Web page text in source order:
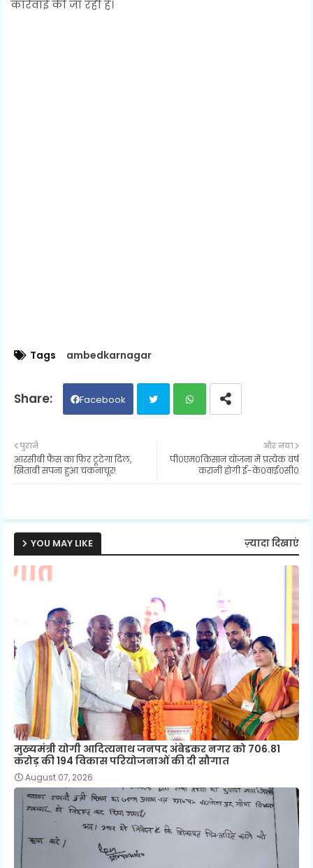
कार्रवाई की जा रही है।
Tags ambedkarnagar
Facebook
ats
p
और नया
पी०एम०किसान योजना में प्रत्येक वर्ष
करानी होगी ई-के०वाई०सी०
पुराने
आरसीबी फैंस का फिर टूटेगा दिल,
खिताबी सपना हुआ चकनाचूर!
YOU MAY LIKE ज़्यादा दिखाएं
मुख्यमंत्री योगी आदित्यनाथ जनपद अंबेडकर नगर को 706.81
करोड़ की 194 विकास परियोजनाओं की दी सौगात
August 07, 2026